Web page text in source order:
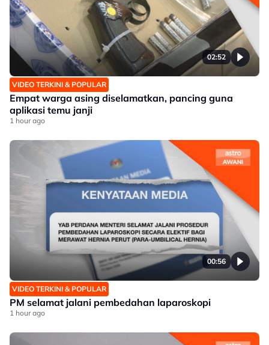
02:52
VIDEO TERKINI & POPULAR
Empat warga asing diselamatkan, pancing guna
aplikasi temu janji
1 hour ago
00:56
VIDEO TERKINI & POPULAR
PM selamat jalani pembedahan laparoskopi
1 hour ago